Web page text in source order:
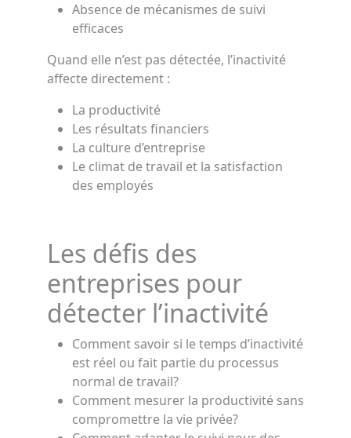
Absence de mécanismes de suivi
efficaces
Quand elle n’est pas détectée, l’inactivité
affecte directement :
La productivité
Les résultats financiers
La culture d’entreprise
Le climat de travail et la satisfaction
des employés
Les défis des
entreprises pour
détecter l’inactivité
Comment savoir si le temps d’inactivité
est réel ou fait partie du processus
normal de travail?
Comment mesurer la productivité sans
compromettre la vie privée?